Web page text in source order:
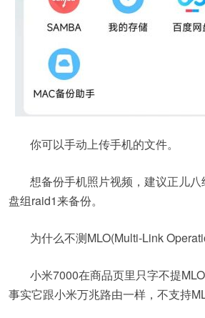
你可以手动上传手机的文件。
想备份手机照片视频，建议正儿
盘组raid1来备份。
为什么不测MLO(Multi-Link
小米7000在商品页里只字不提
事实它跟小米万兆路由一样，不支持